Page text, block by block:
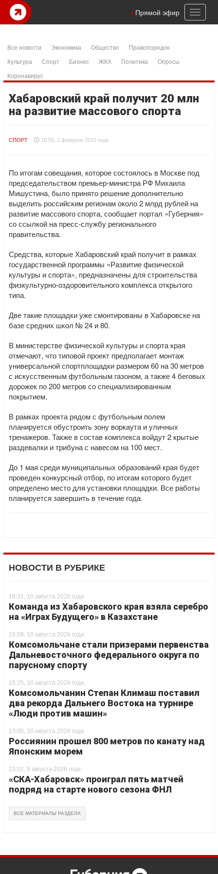
Toggle
Прямой эфир
Все новости Экономика Общество
Правопорядок
Культура
Спорт Бизнес ЖКХ Политика
Опросы
Коронавирус
Хабаровский край получит 20 млн
на развитие массового спорта
СПОРТ 16:59, 2 февраля 2021 года
По итогам совещания, которое состоялось в Москве под
председательством премьер-министра РФ Михаила
Мишустина, было принято решение дополнительно
выделить российским регионам около 2 млрд рублей на
развитие массового спорта, сообщает портал «Губерния»
со ссылкой на пресс-службу регионального
правительства.
Средства, которые Хабаровский край получит в рамках
государственной программы «Развитие физической
культуры и спорта», предназначены для строительства
физкультурно-оздоровительного комплекса открытого
типа.
Две такие площадки уже смонтированы в Хабаровске на
базе средних школ № 24 и 80.
В министерстве физической культуры и спорта края
отмечают, что типовой проект предполагает монтаж
универсальной спортплощадки размером 60 на 30 метров
с искусственным футбольным газоном, а также 4 беговых
дорожек по 200 метров со специализированным
покрытием.
В рамках проекта рядом с футбольным полем
планируется обустроить зону воркаута и уличных
тренажеров. Также в состав комплекса войдут 2 крытые
раздевалки и трибуна с навесом на 100 мест.
До 1 мая среди муниципальных образований края будет
проведен конкурсный отбор, по итогам которого будет
определено место для установки площадки. Все работы
планируется завершить в течение года.
НОВОСТИ В РУБРИКЕ
18:31, 10 августа 2026 года
Команда из Хабаровского края взяла серебро
на «Играх Будущего» в Казахстане
16:08, 10 августа 2026 года
Комсомольчане стали призерами первенства
Дальневосточного федерального округа по
парусному спорту
15:25, 10 августа 2026 года
Комсомольчанин Степан Климаш поставил
два рекорда Дальнего Востока на турнире
«Люди против машин»
13:00, 10 августа 2026 года
Россиянин прошел 800 метров по канату над
Японским морем
23:02, 9 августа 2026 года
«СКА-Хабаровск» проиграл пять матчей
подряд на старте нового сезона ФНЛ
ВСЕ МАТЕРИАЛЫ РАЗДЕЛА